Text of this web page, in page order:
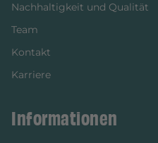
Nachhaltigkeit und Qualität
Team
Kontakt
Karriere
Informationen